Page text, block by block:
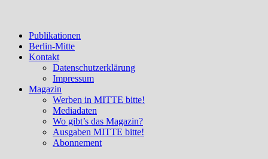
Publikationen
Berlin-Mitte
Kontakt
Datenschutzerklärung
Impressum
Magazin
Werben in MITTE bitte!
Mediadaten
Wo gibt’s das Magazin?
Ausgaben MITTE bitte!
Abonnement